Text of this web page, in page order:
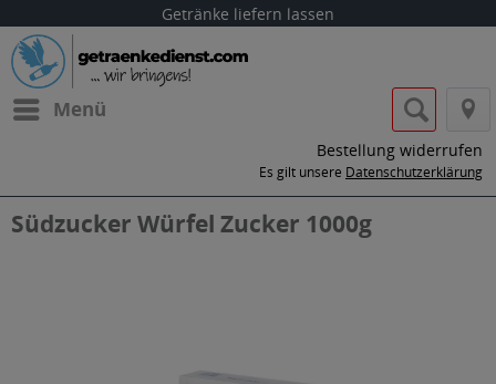
Getränke liefern lassen
Menü
Bestellung widerrufen
Es gilt unsere Datenschutzerklärung
Südzucker Würfel Zucker 1000g